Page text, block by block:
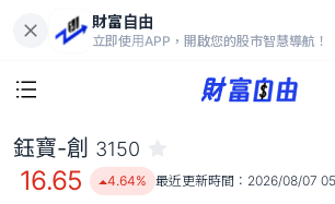
財富自由
立即使用APP，開啟您的股市智慧導航！
16.65
4.64%
鈺寶-創 3150
16.65 4.64% 最近更新時間： 2026/08/07